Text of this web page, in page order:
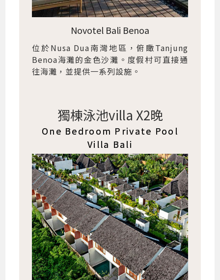
Novotel Bali Benoa
位於Nusa Dua南灣地區，俯瞰Tanjung
Benoa海灘的金色沙灘。度假村可直接通
往海灘，並提供一系列設施。
獨棟泳池villa X2晚
One Bedroom Private Pool
Villa Bali